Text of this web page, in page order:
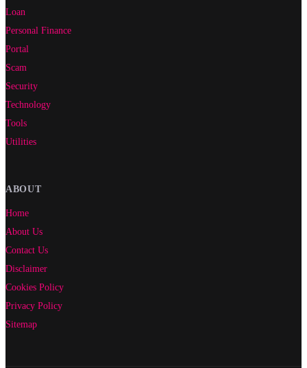
Loan
Personal Finance
Portal
Scam
Security
Technology
Tools
Utilities
ABOUT
Home
About Us
Contact Us
Disclaimer
Cookies Policy
Privacy Policy
Sitemap